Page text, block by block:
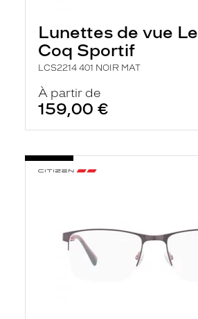
Lunettes de vue Le
Coq Sportif
LCS2214 401 NOIR MAT
À partir de
159,00 €